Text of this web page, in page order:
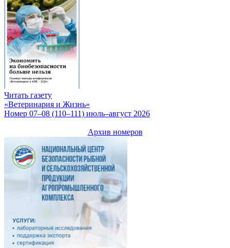
Читать газету
«Ветеринария и Жизнь»
Номер 07–08 (110–111) июль–август 2026
Архив номеров